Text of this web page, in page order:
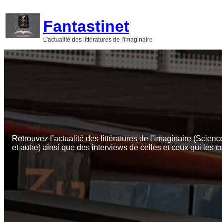
contenu
Fantastinet
L'actualité des littératures de l'imaginaire
Retrouvez l’actualité des littératures de l’imaginaire
et autre) ainsi que des interviews de celles et ceux qui les